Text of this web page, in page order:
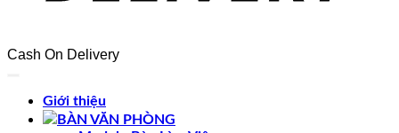
Cash On Delivery
Giới thiệu
BÀN VĂN PHÒNG